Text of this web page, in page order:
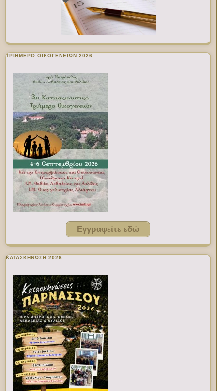
ΤΡΙΗΜΕΡΟ ΟΙΚΟΓΕΝΕΙΩΝ 2026
Εγγραφείτε εδώ
ΚΑΤΑΣΚΗΝΩΣΗ 2026